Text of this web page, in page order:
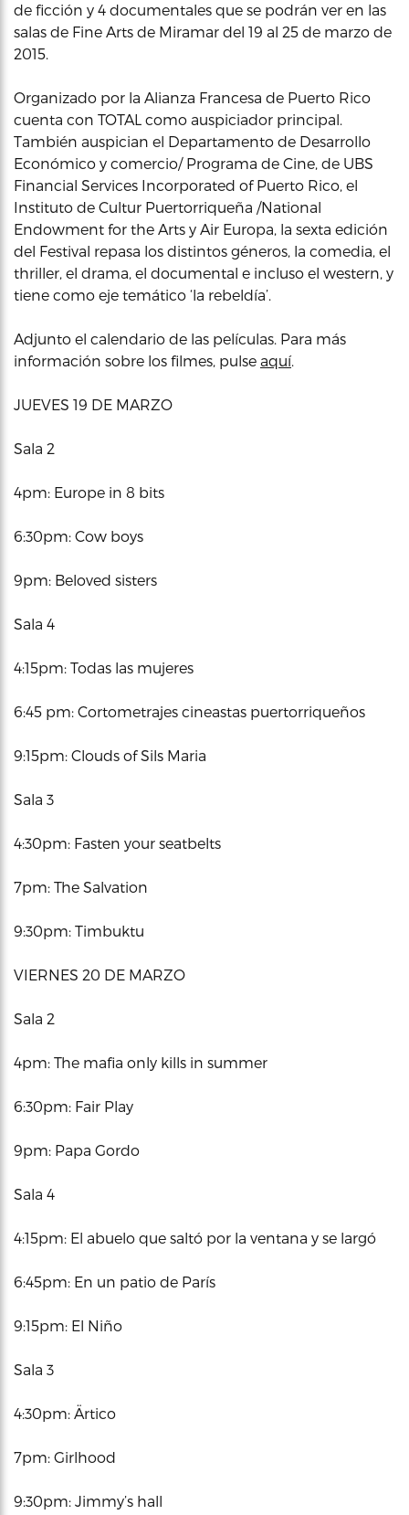
de ficción y 4 documentales que se podrán ver en las
salas de Fine Arts de Miramar del 19 al 25 de marzo de
2015.
Organizado por la Alianza Francesa de Puerto Rico
cuenta con TOTAL como auspiciador principal.
También auspician el Departamento de Desarrollo
Económico y comercio/ Programa de Cine, de UBS
Financial Services Incorporated of Puerto Rico, el
Instituto de Cultur Puertorriqueña /National
Endowment for the Arts y Air Europa, la sexta edición
del Festival repasa los distintos géneros, la comedia, el
thriller, el drama, el documental e incluso el western, y
tiene como eje temático ‘la rebeldía’.
Adjunto el calendario de las películas. Para más
información sobre los filmes, pulse aquí.
JUEVES 19 DE MARZO
Sala 2
4pm: Europe in 8 bits
6:30pm: Cow boys
9pm: Beloved sisters
Sala 4
4:15pm: Todas las mujeres
6:45 pm: Cortometrajes cineastas puertorriqueños
9:15pm: Clouds of Sils Maria
Sala 3
4:30pm: Fasten your seatbelts
7pm: The Salvation
9:30pm: Timbuktu
VIERNES 20 DE MARZO
Sala 2
4pm: The mafia only kills in summer
6:30pm: Fair Play
9pm: Papa Gordo
Sala 4
4:15pm: El abuelo que saltó por la ventana y se largó
6:45pm: En un patio de París
9:15pm: El Niño
Sala 3
4:30pm: Ärtico
7pm: Girlhood
9:30pm: Jimmy’s hall